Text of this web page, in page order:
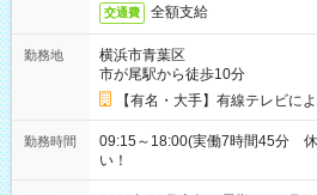
交通費 全額支給
勤務地
横浜市青葉区
市が尾駅から徒歩10分
【有名・大手】有線テレビに
勤務時間
09:15～18:00(実働7時間45分
い！